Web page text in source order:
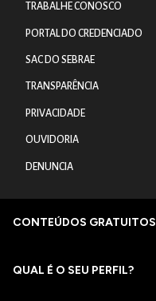
TRABALHE CONOSCO
PORTAL DO CREDENCIADO
SAC DO SEBRAE
TRANSPARÊNCIA
PRIVACIDADE
OUVIDORIA
DENUNCIA
CONTEÚDOS GRATUITOS
QUAL É O SEU PERFIL?